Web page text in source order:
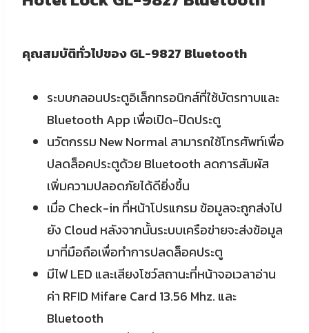
คุณสมบัติทั่วไปของGL-9827 Bluetooth
ระบบกลอนประตูอิเล็กทรอนิกส์ที่ใช้บัตรทาบและ
Bluetooth App เพื่อเปิด-ปิดประตู
นวัตกรรม New Normal สามารถใช้โทรศัพท์เพื่อ
ปลดล็อคประตูด้วย Bluetooth ลดการสัมผัส
เพิ่มความปลอดภัยได้ดียิ่งขึ้น
เมื่อ Check-in ที่หน้าโปรแกรม ข้อมูลจะถูกส่งไป
ยัง Cloud หลังจากนั้นระบบเครือข่ายจะส่งข้อมูล
มาที่มือถือเพื่อทำการปลดล็อคประตู
มีไฟ LED และเสียงโชว์สถานะที่หน้าจอเวลาอ่าน
ค่า RFID Mifare Card 13.56 Mhz. และ
Bluetooth